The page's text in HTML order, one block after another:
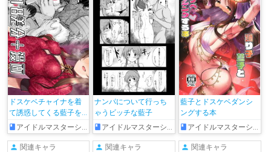
ドスケベチャイナを着
て誘惑してくる藍子を
わからせる漫画
アイドルマスターシンデレラガールズ
ナンパについて行っち
ゃうビッチな藍子
アイドルマスターシンデレラガールズ
藍子とドスケベダンシ
ングする本
アイドルマスターシンデレラガールズ
関連キャラ 関連キャラ 関連キャラ